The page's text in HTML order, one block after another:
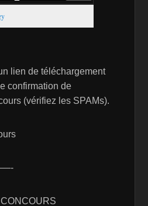
lien de téléchargement
confirmation de
(vérifiez les SPAMs).